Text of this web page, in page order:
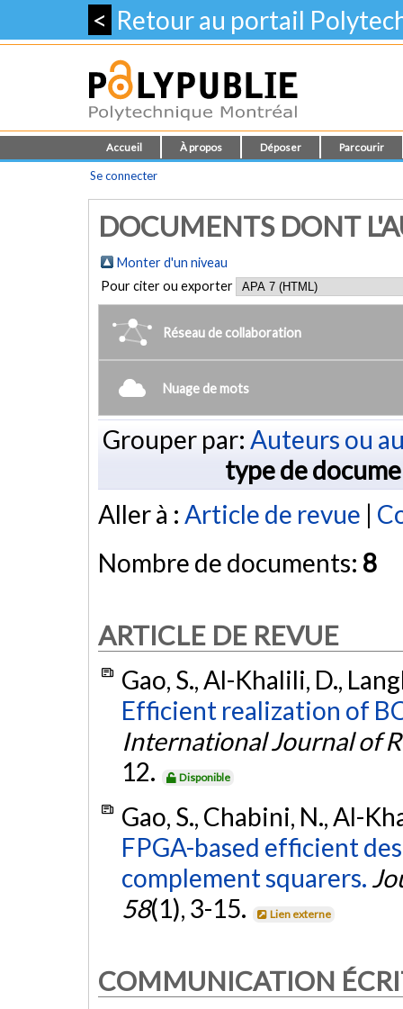
< Retour au portail
Accueil À propos Déposer Parcourir
Se connecter
DOCUMENTS DONT
Monter d'un niveau
Pour citer ou exporter
Réseau de collaboration
Nuage de mots
Grouper par: Auteurs ou
type de
Aller à : Article de revue |
Nombre de documents: 8
ARTICLE DE REVUE
Gao, S., Al-Khalili, D.,
Efficient realization of
International Journal of
12.
Disponible
Gao, S., Chabini, N., Al-
FPGA-based efficient
complement squarers.
58(1), 3-15. Lien externe
COMMUNICATION